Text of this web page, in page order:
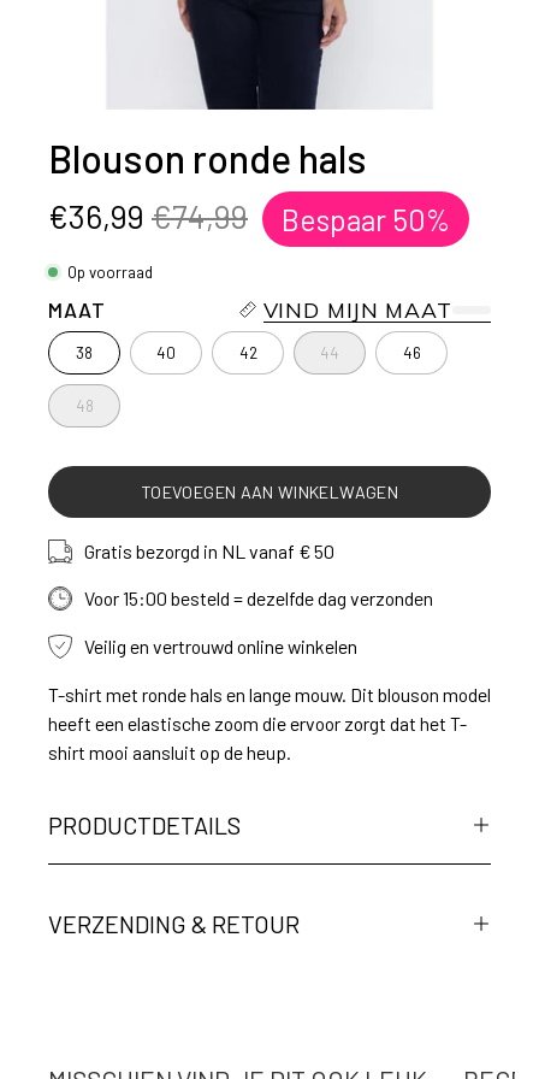
Blouson ronde hals
€36,99 €74,99 Bespaar 50%
Op voorraad
MAAT VIND MIJN MAAT
38 40 42 44 46
48
TOEVOEGEN AAN WINKELWAGEN
Gratis bezorgd in NL vanaf € 50
Voor 15:00 besteld = dezelfde dag verzonden
Veilig en vertrouwd online winkelen
T-shirt met ronde hals en lange mouw. Dit blouson model
heeft een elastische zoom die ervoor zorgt dat het T-
shirt mooi aansluit op de heup.
PRODUCTDETAILS
VERZENDING & RETOUR